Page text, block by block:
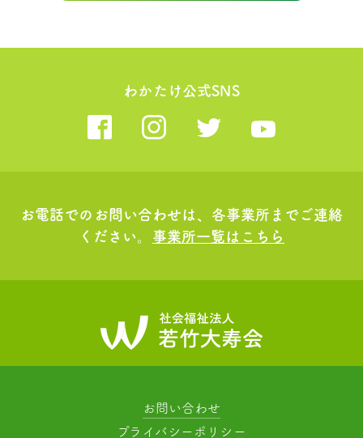
わかたけ公式SNS
お電話でのお問い合わせは、各事業所までご連絡
ください。 事業所一覧はこちら
お問い合わせ
プライバシーポリシー